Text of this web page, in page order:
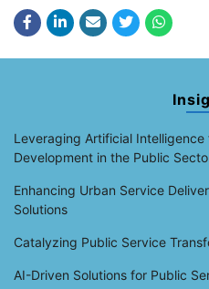
Leveraging Artificial Intelligence
Development in the Public
Enhancing Urban Service
Solutions
Catalyzing Public Service
AI-Driven Solutions for Public